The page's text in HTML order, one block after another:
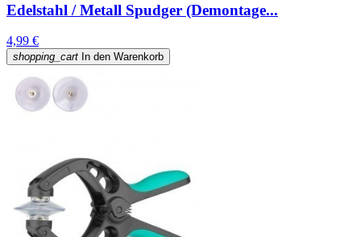
Edelstahl / Metall Spudger (Demontage...
4,99 €
shopping_cart In den Warenkorb